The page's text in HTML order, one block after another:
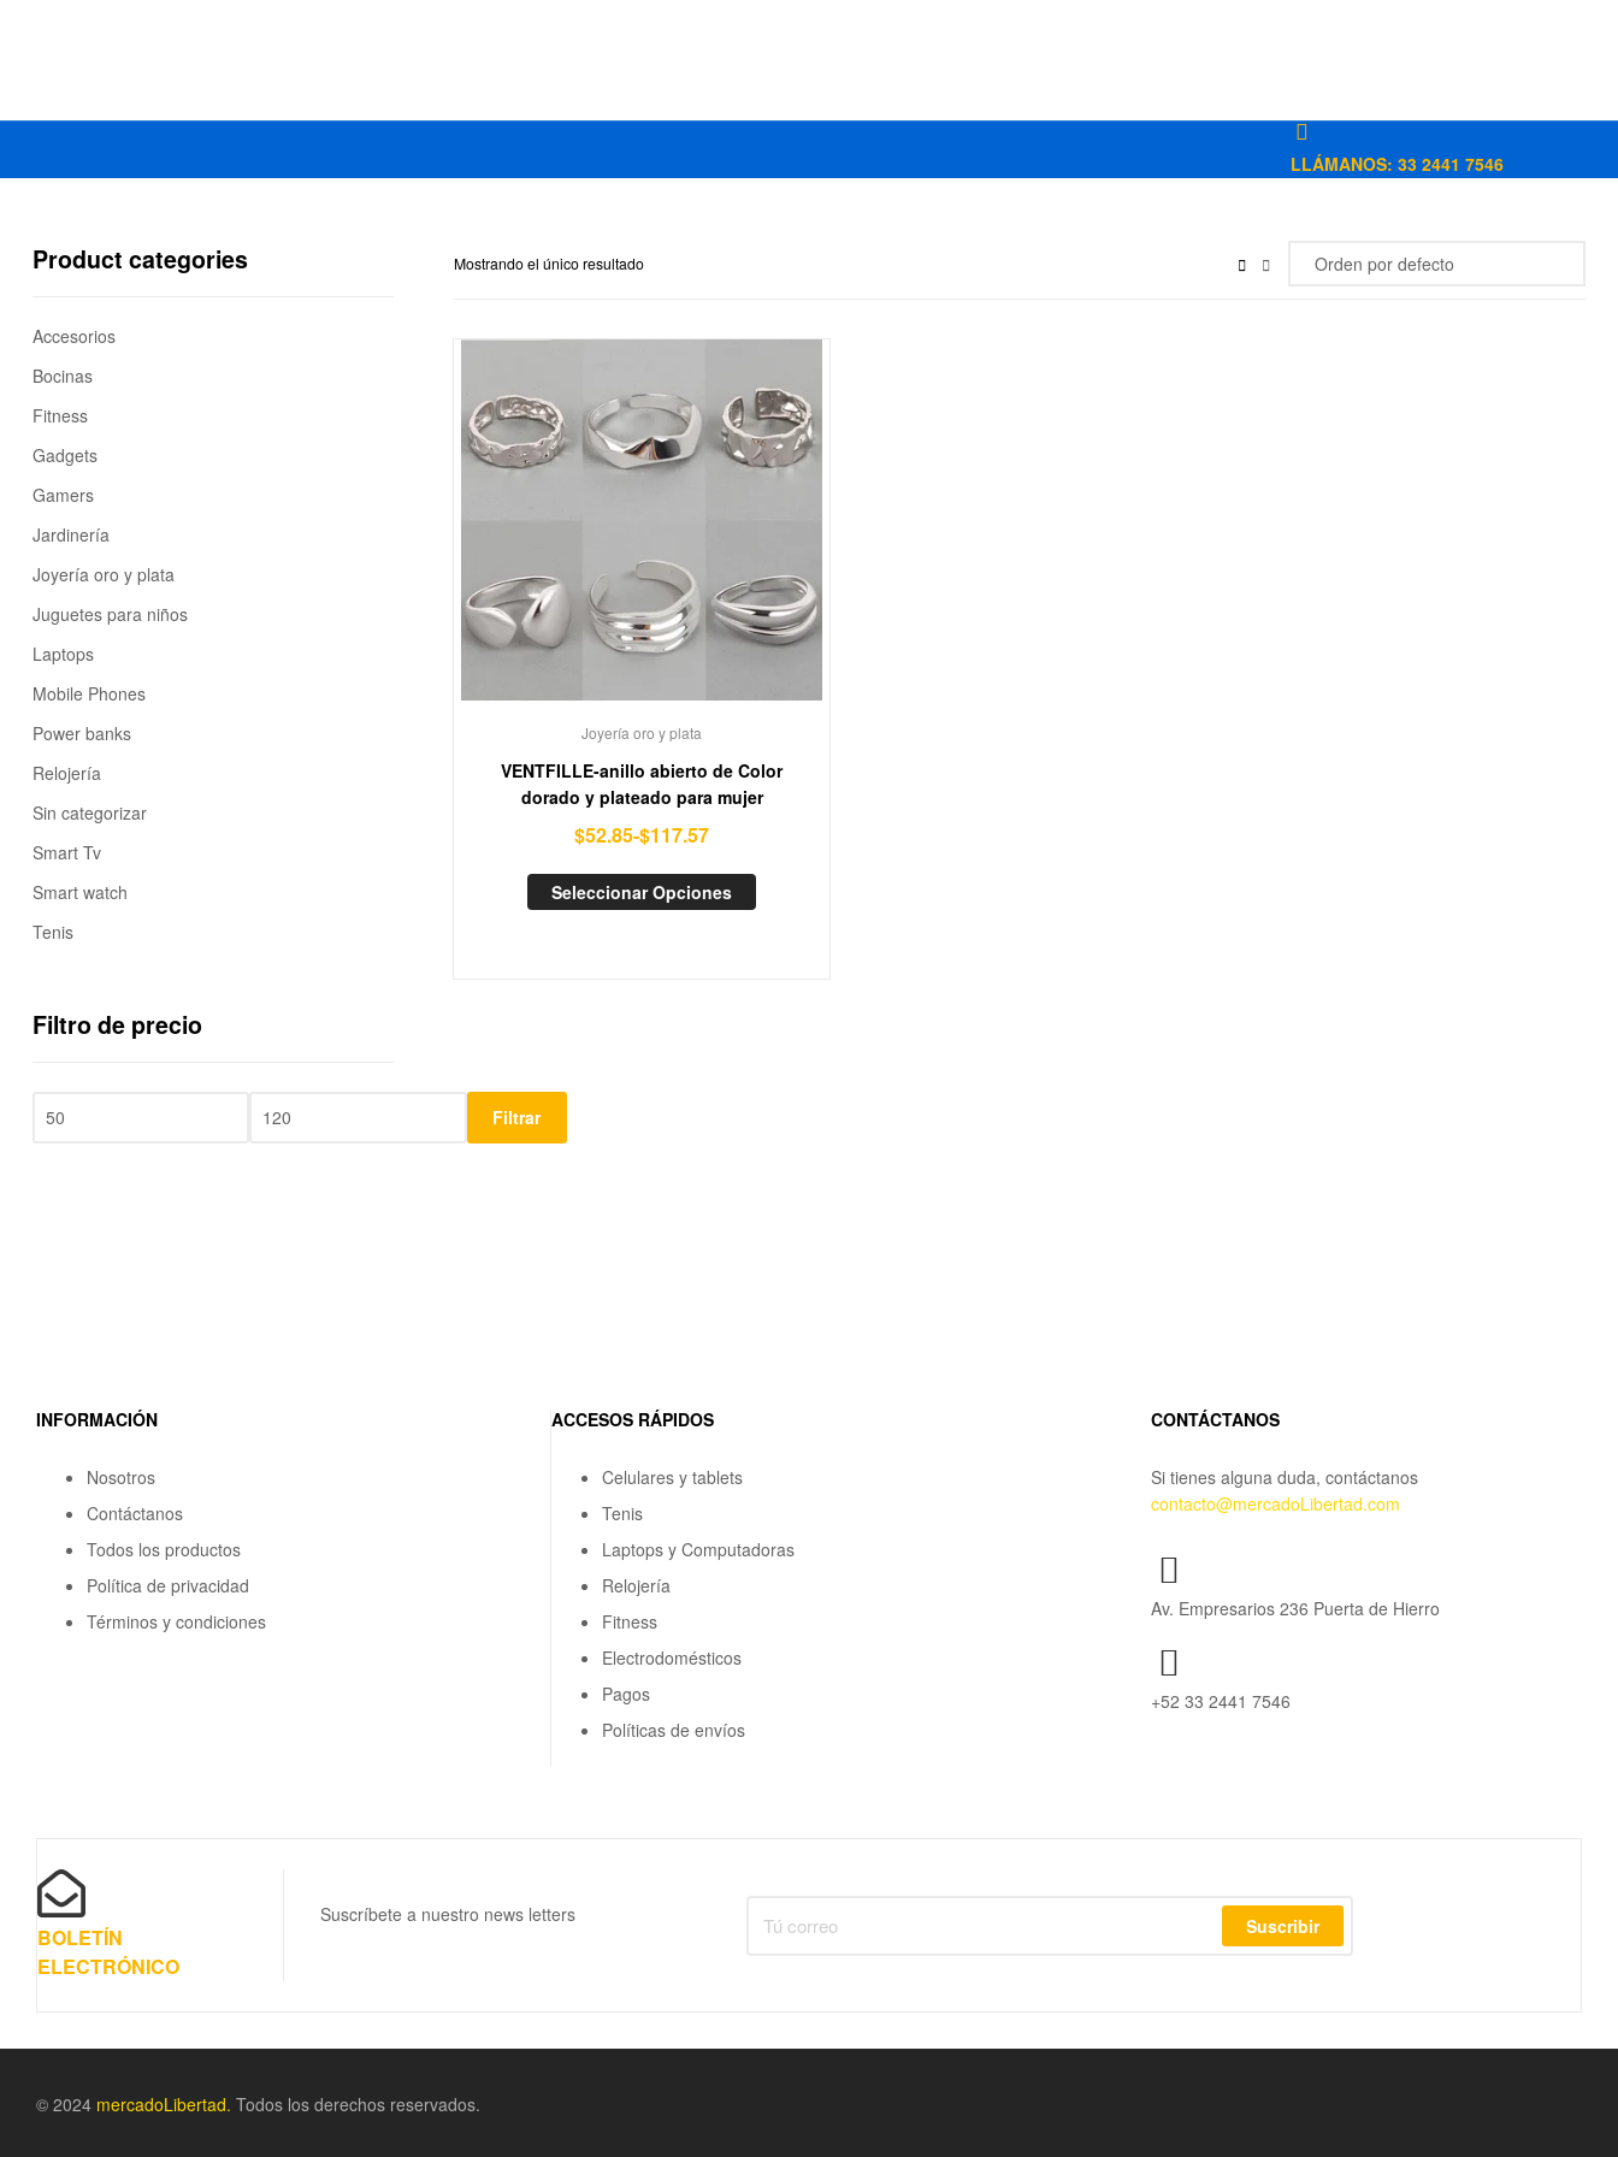
LLÁMANOS: 33 2441 7546
Mostrando el único resultado
Joyería oro y plata
VENTFILLE-anillo abierto de Color
dorado y plateado para mujer
$52.85-$117.57
Seleccionar Opciones
Product categories
Accesorios
Bocinas
Fitness
Gadgets
Gamers
Jardinería
Joyería oro y plata
Juguetes para niños
Laptops
Mobile Phones
Power banks
Relojería
Sin categorizar
Smart Tv
Smart watch
Tenis
Filtro de precio
Filtrar
INFORMACIÓN
Nosotros
Contáctanos
Todos los productos
Política de privacidad
Términos y condiciones
ACCESOS RÁPIDOS
Celulares y tablets
Tenis
Laptops y Computadoras
Relojería
Fitness
Electrodomésticos
Pagos
Políticas de envíos
CONTÁCTANOS
Si tienes alguna duda, contáctanos
contacto@mercadoLibertad.com
Av. Empresarios 236 Puerta de Hierro
+52 33 2441 7546
BOLETÍN
ELECTRÓNICO
Suscríbete a nuestro news letters Suscribir
© 2024 mercadoLibertad. Todos los derechos reservados.